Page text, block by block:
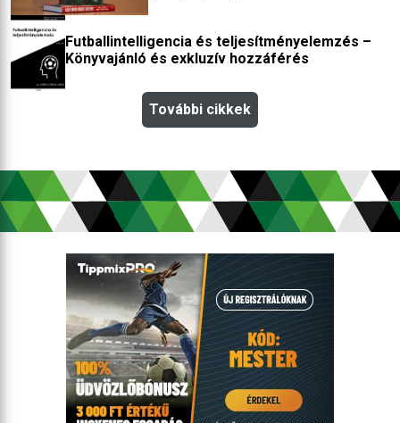
Futballintelligencia és teljesítményelemzés –
Könyvajánló és exkluzív hozzáférés
További cikkek